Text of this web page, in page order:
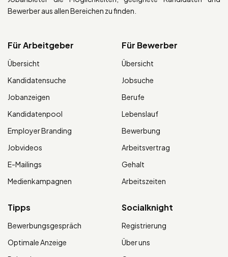
Bewerber aus allen Bereichen zu finden.
Für Arbeitgeber
Übersicht
Kandidatensuche
Jobanzeigen
Kandidatenpool
Employer Branding
Jobvideos
E-Mailings
Medienkampagnen
Für Bewerber
Übersicht
Jobsuche
Berufe
Lebenslauf
Bewerbung
Arbeitsvertrag
Gehalt
Arbeitszeiten
Tipps
Bewerbungsgespräch
Optimale Anzeige
Socialknight
Registrierung
Über uns